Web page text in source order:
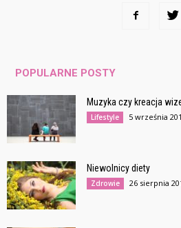
POPULARNE POSTY
Muzyka czy kreacja
Lifestyle 5 września
Niewolnicy diety
Zdrowie 26 sierpnia